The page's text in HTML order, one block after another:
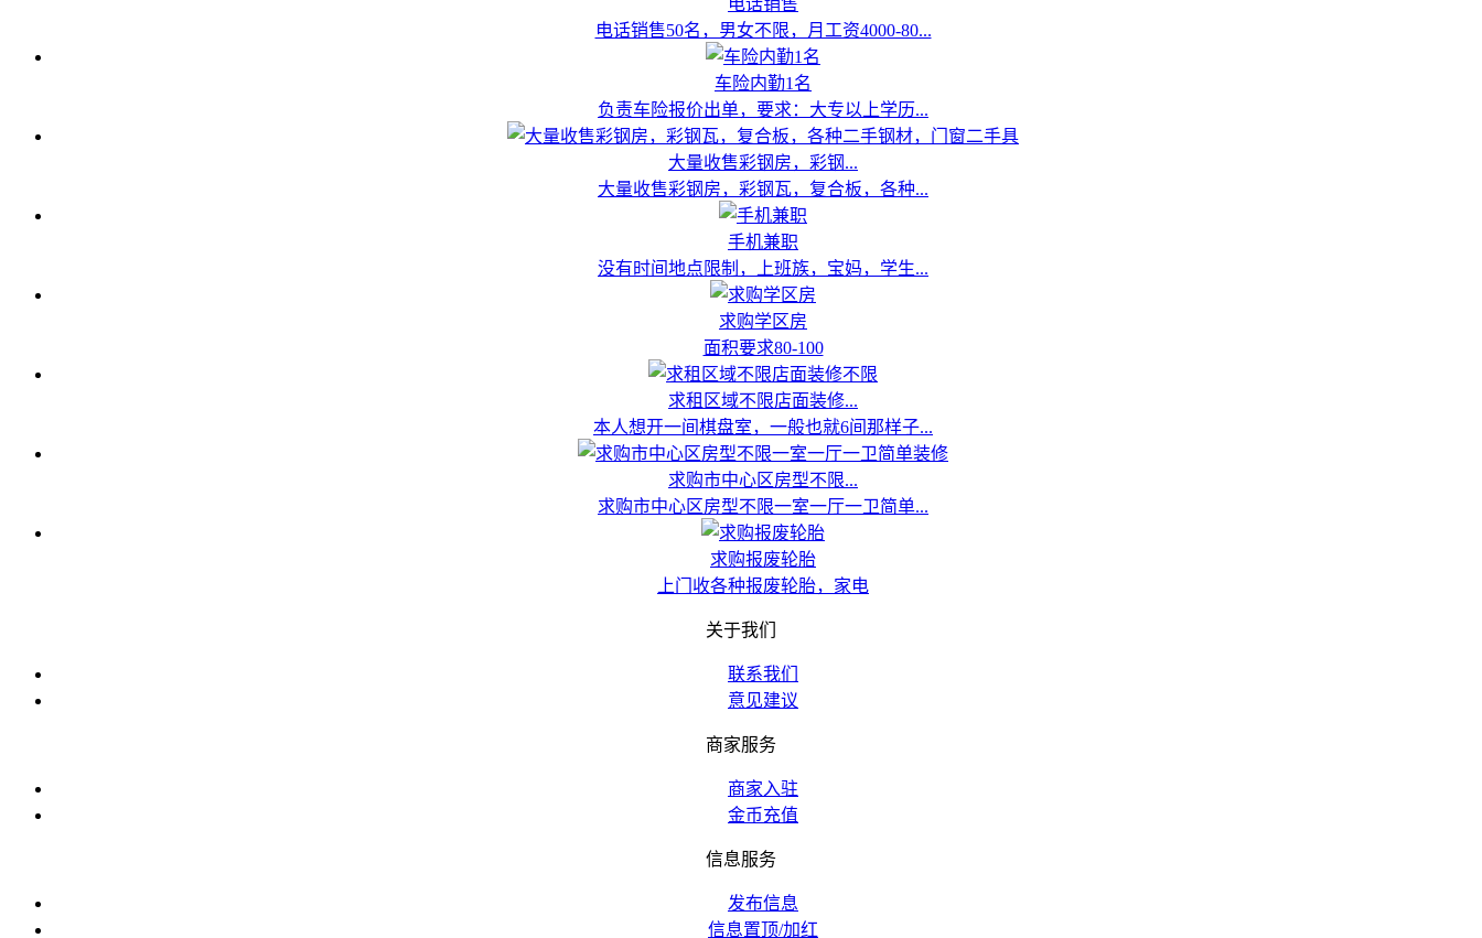
电话销售50名，男女不限，月工资4000-80...
车险内勤1名
负责车险报价出单，要求：大专以上学历...
大量收售彩钢房，彩钢...
大量收售彩钢房，彩钢瓦，复合板，各种...
手机兼职
没有时间地点限制，上班族，宝妈，学生...
求购学区房
面积要求80-100
求租区域不限店面装修...
本人想开一间棋盘室，一般也就6间那样子...
求购市中心区房型不限...
求购市中心区房型不限一室一厅一卫简单...
求购报废轮胎
上门收各种报废轮胎，家电
关于我们
联系我们
意见建议
商家服务
商家入驻
金币充值
信息服务
发布信息
信息置顶/加红